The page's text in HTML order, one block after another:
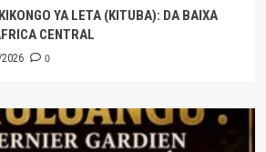
YA LETA (KITUBA): DA BAIXA
CENTRAL
0